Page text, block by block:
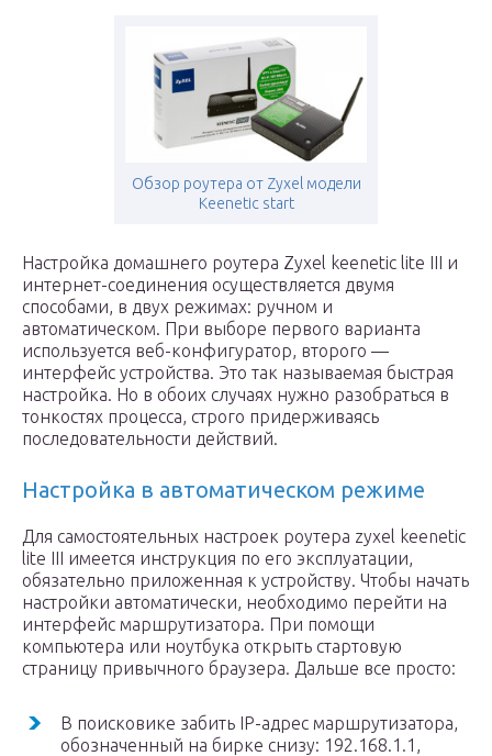
Обзор роутера от Zyxel модели
Keenetic start
Настройка домашнего роутера Zyxel keenetic lite III и
интернет-соединения осуществляется двумя
способами, в двух режимах: ручном и
автоматическом. При выборе первого варианта
используется веб-конфигуратор, второго —
интерфейс устройства. Это так называемая быстрая
настройка. Но в обоих случаях нужно разобраться в
тонкостях процесса, строго придерживаясь
последовательности действий.
Настройка в автоматическом режиме
Для самостоятельных настроек роутера zyxel keenetic
lite III имеется инструкция по его эксплуатации,
обязательно приложенная к устройству. Чтобы начать
настройки автоматически, необходимо перейти на
интерфейс маршрутизатора. При помощи
компьютера или ноутбука открыть стартовую
страницу привычного браузера. Дальше все просто:
В поисковике забить IP-адрес маршрутизатора,
обозначенный на бирке снизу: 192.168.1.1,